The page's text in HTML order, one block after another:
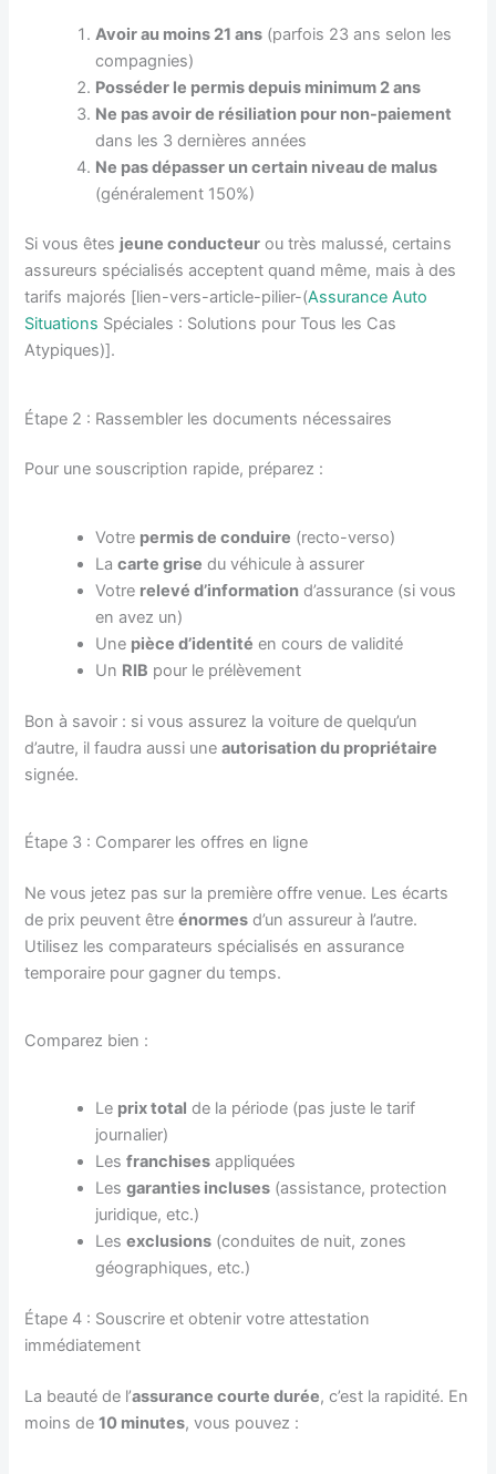
Avoir au moins 21 ans (parfois 23 ans selon les
compagnies)
Posséder le permis depuis minimum 2 ans
Ne pas avoir de résiliation pour non-paiement
dans les 3 dernières années
Ne pas dépasser un certain niveau de malus
(généralement 150%)
Si vous êtes jeune conducteur ou très malussé, certains
assureurs spécialisés acceptent quand même, mais à des
tarifs majorés [lien-vers-article-pilier-(Assurance Auto
Situations Spéciales : Solutions pour Tous les Cas
Atypiques)].
Étape 2 : Rassembler les documents nécessaires
Pour une souscription rapide, préparez :
Votre permis de conduire (recto-verso)
Lacarte grise du véhicule à assurer
Votre relevé d’information d’assurance (si vous
en avez un)
Une pièce d’identité en cours de validité
Un RIB pour le prélèvement
Bon à savoir : si vous assurez la voiture de quelqu’un
d’autre, il faudra aussi uneautorisation du propriétaire
signée.
Étape 3 : Comparer les offres en ligne
Ne vous jetez pas sur la première offre venue. Les écarts
de prix peuvent êtreénormes d’un assureur à l’autre.
Utilisez les comparateurs spécialisés en assurance
temporaire pour gagner du temps.
Comparez bien :
Le prix total de la période (pas juste le tarif
journalier)
Lesfranchises appliquées
Lesgaranties incluses (assistance, protection
juridique, etc.)
Lesexclusions (conduites de nuit, zones
géographiques, etc.)
Étape 4 : Souscrire et obtenir votre attestation
immédiatement
La beauté de l’assurance courte durée, c’est la rapidité. En
moins de10 minutes, vous pouvez :